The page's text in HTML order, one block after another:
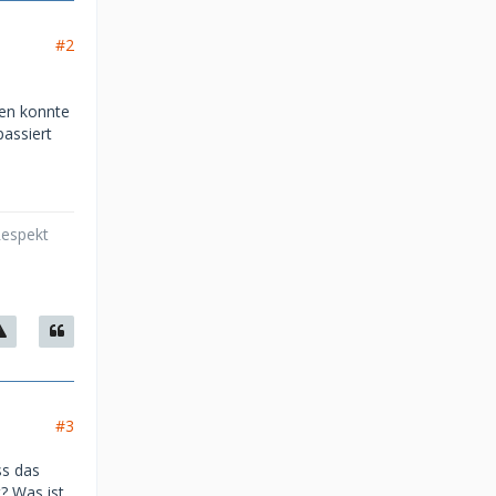
#2
konnte
#3
das